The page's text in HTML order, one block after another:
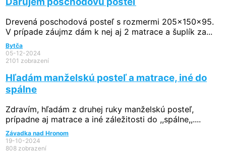
Drevená poschodová posteľ s rozmermi 205x150x95.
V prípade záujmz dám k nej aj 2 matrace a šuplík za...
Bytča
05-12-2024
2101 zobrazení
Hľadám manželskú posteľ a matrace, iné do
spálne
Zdravím, hľadám z druhej ruky manželskú posteľ,
prípadne aj matrace a iné záležitosti do ,,spálne,,....
Závadka nad Hronom
19-10-2024
808 zobrazení